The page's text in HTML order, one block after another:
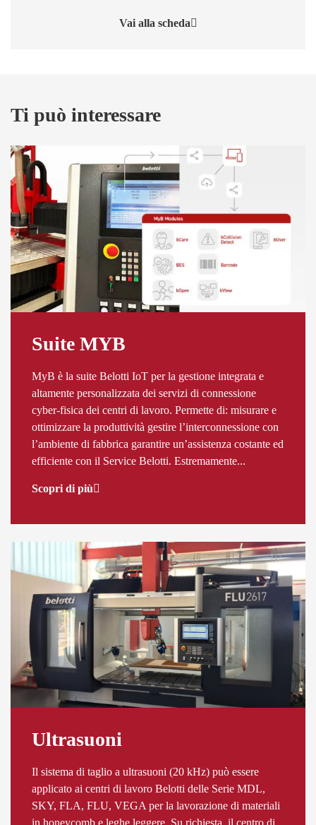
Vai alla scheda
Ti può interessare
Suite MYB
MyB è la suite Belotti IoT per la gestione integrata e
altamente personalizzata dei servizi di connessione
cyber-fisica dei centri di lavoro. Permette di: misurare e
ottimizzare la produttività gestire l’interconnessione con
l’ambiente di fabbrica garantire un’assistenza costante ed
efficiente con il Service Belotti. Estremamente...
Scopri di più
Ultrasuoni
Il sistema di taglio a ultrasuoni (20 kHz) può essere
applicato ai centri di lavoro Belotti delle Serie MDL,
SKY, FLA, FLU, VEGA per la lavorazione di materiali